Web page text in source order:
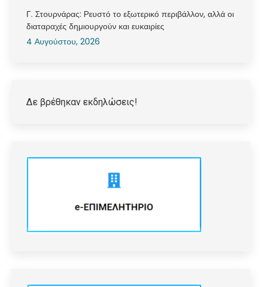
Γ. Στουρνάρας: Ρευστό το εξωτερικό περιβάλλον, αλλά οι
διαταραχές δημιουργούν και ευκαιρίες
4 Αυγούστου, 2026
Δε βρέθηκαν εκδηλώσεις!